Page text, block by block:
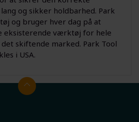
og sikker holdbarhed. Park
og bruger hver dag på at
eksisterende værktøj for hele
skiftende marked. Park Tool
i USA.